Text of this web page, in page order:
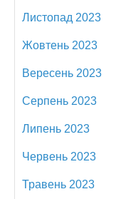
Листопад 2023
Жовтень 2023
Вересень 2023
Серпень 2023
Липень 2023
Червень 2023
Травень 2023